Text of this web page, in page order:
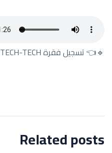
🔹👈 تسجيل فقرة TECH-TECH مع عزيز المناعي 📱📱
Related posts